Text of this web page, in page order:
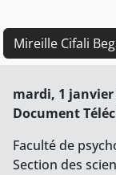
Mireille Cifali
mardi, 1 janvier
Document
Faculté de
Section des